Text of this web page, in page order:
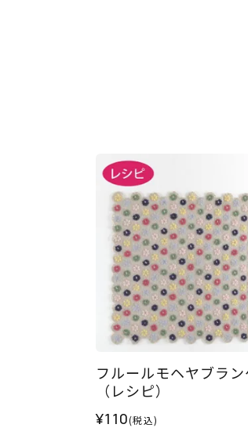
フルールモヘヤブラン
（レシピ）
¥110(税込)